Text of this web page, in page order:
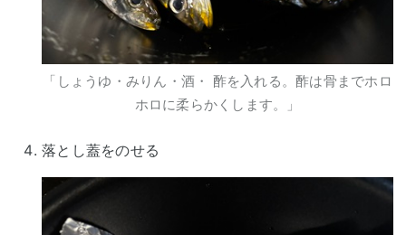
「しょうゆ・みりん・酒・ 酢を入れる。酢は骨までホロ
ホロに柔らかくします。」
落とし蓋をのせる